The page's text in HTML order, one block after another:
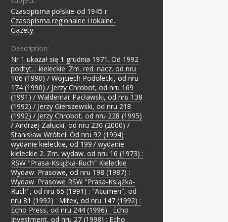
Czasopisma polskie-od 1945 r.
Czasopisma regionalne i lokalne.
Gazety.
Description:
Nr 1 ukazał się 1 grudnia 1971. Od 1992
podtyt. : kieleckie. Zm. red. nacz. od nru
106 (1990) / Wojciech Podolecki, od nru
174 (1990) / Jerzy Chrobot, od nru 169
(1991) / Waldemar Pacławski, od nru 138
(1992) / Jerzy Gierszewski, od nru 218
(1992) / Jerzy Chrobot, od nru 228 (1995)
/ Andrzej Załucki, od nru 230 (2000) /
Stanisław Wróbel. Od nru 92 (1994)
wydanie kieleckie, od 1997 wydanie
kieleckie 2. Zm. wydaw. od nru 16 (1973) :
RSW "Prasa-Książka-Ruch" Kieleckie
Wydaw. Prasowe, od nru 198 (1987) :
Wydaw. Prasowe RSW "Prasa-Książka-
Ruch", od nru 65 (1991) : "Acumen", od
nru 81 (1992) : Mitex, od nru 147 (1992) :
Echo Press, od nru 244 (1996) : Echo
Investment, od nru 27 (1998) : Echo